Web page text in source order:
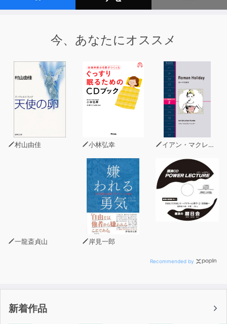
【企画・ディレクター】オガワブンゴ
今、あなたにオススメ
村山由佳 小林弘幸 イアン・マクレラン・ハンター
一龍斎貞山 岸見一郎
Recommended by
新着作品